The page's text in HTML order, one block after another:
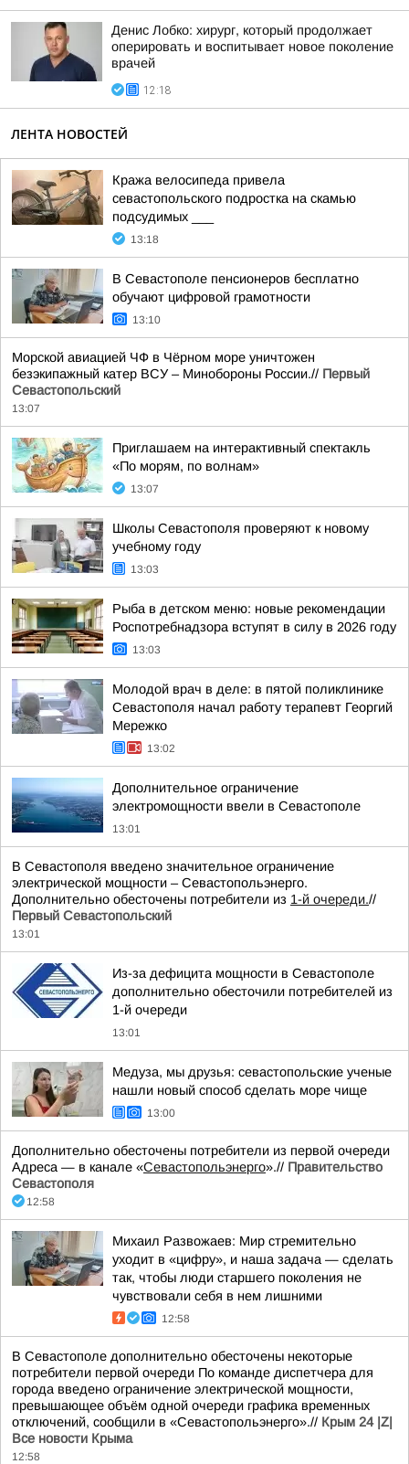
Денис Лобко: хирург, который продолжает
оперировать и воспитывает новое поколение
врачей
12:18
ЛЕНТА НОВОСТЕЙ
Кража велосипеда привела
севастопольского подростка на скамью
подсудимых ___
13:18
В Севастополе пенсионеров бесплатно
обучают цифровой грамотности
13:10
Морской авиацией ЧФ в Чёрном море уничтожен
безэкипажный катер ВСУ – Минобороны России.// Первый
Севастопольский
13:07
Приглашаем на интерактивный спектакль
«По морям, по волнам»
13:07
Школы Севастополя проверяют к новому
учебному году
13:03
Рыба в детском меню: новые рекомендации
Роспотребнадзора вступят в силу в 2026 году
13:03
Молодой врач в деле: в пятой поликлинике
Севастополя начал работу терапевт Георгий
Мережко
13:02
Дополнительное ограничение
электромощности ввели в Севастополе
13:01
В Севастополя введено значительное ограничение
электрической мощности – Севастопольэнерго.
Дополнительно обесточены потребители из 1-й очереди.//
Первый Севастопольский
13:01
Из-за дефицита мощности в Севастополе
дополнительно обесточили потребителей из
1-й очереди
13:01
Медуза, мы друзья: севастопольские ученые
нашли новый способ сделать море чище
13:00
Дополнительно обесточены потребители из первой очереди
Адреса — в канале «Севастопольэнерго».// Правительство
Севастополя
12:58
Михаил Развожаев: Мир стремительно
уходит в «цифру», и наша задача — сделать
так, чтобы люди старшего поколения не
чувствовали себя в нем лишними
12:58
В Севастополе дополнительно обесточены некоторые
потребители первой очереди По команде диспетчера для
города введено ограничение электрической мощности,
превышающее объём одной очереди графика временных
отключений, сообщили в «Севастопольэнерго».// Крым 24 |Z|
Все новости Крыма
12:58